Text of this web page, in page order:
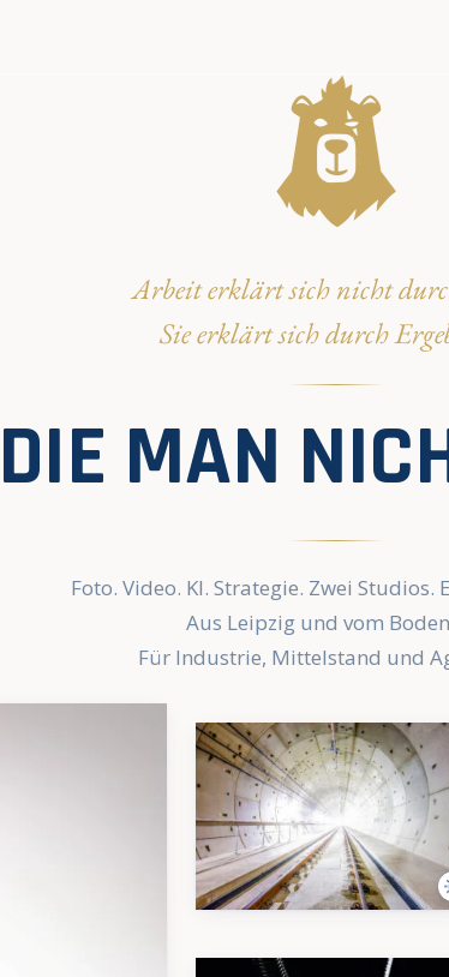
Arbeit erklärt sich nicht
Sie erklärt sich durch
MAN
Foto. Video. KI. Strategie. Zwei Studios.
Aus Leipzig und vom
Für Industrie, Mittelstand und